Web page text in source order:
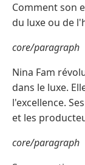
Comment son
du luxe ou de
core/paragraph
Nina Fam
dans le luxe.
l'excellence.
et les
core/paragraph